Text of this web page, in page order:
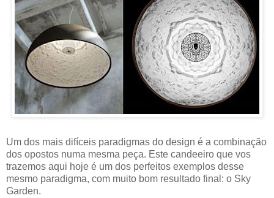
Um dos mais difíceis paradigmas do design é a combinação
dos opostos numa mesma peça. Este candeeiro que vos
trazemos aqui hoje é um dos perfeitos exemplos desse
mesmo paradigma, com muito bom resultado final: o Sky
Garden.